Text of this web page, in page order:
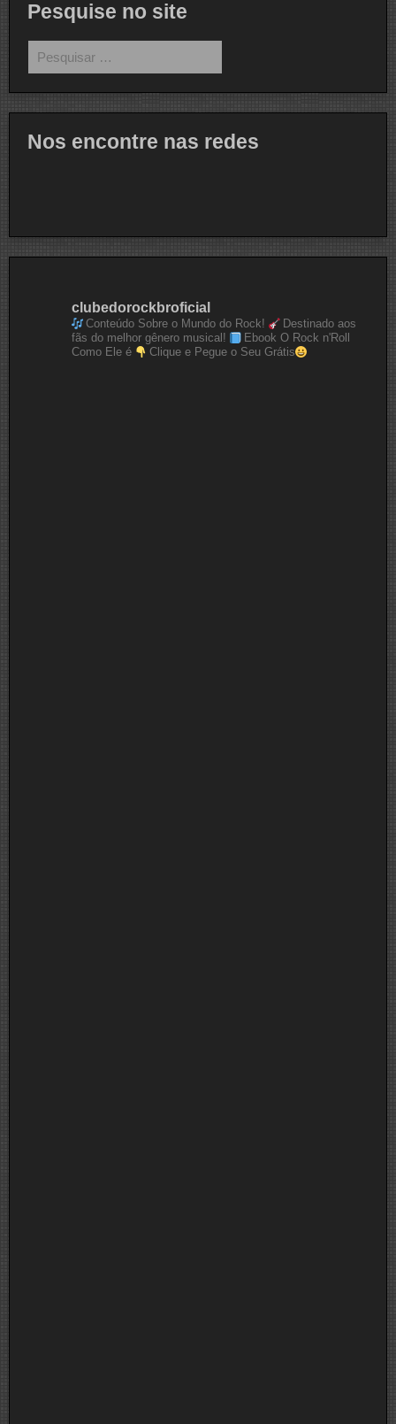
Pesquise no site
por:
Nos encontre nas redes
clubedorockbroficial
Conteúdo Sobre o Mundo do Rock!
Destinado aos
fãs do melhor gênero musical!
Ebook O Rock n'Roll
Como Ele é
Clique e Pegue o Seu Grátis